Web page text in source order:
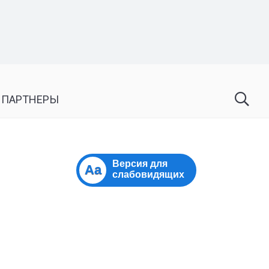
Aa
Версия для
слабовидящих